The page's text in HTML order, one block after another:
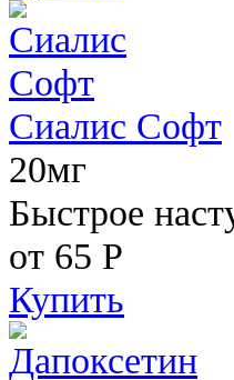
Сиалис Софт
20мг
Быстрое
от 65 Р
Купить